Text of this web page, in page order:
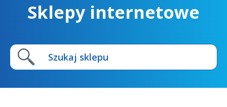
Sklepy internetowe